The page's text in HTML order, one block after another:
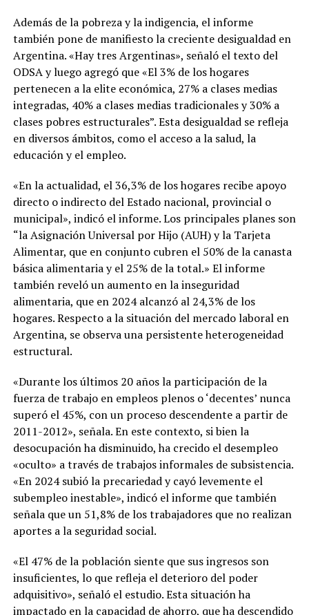
Además de la pobreza y la indigencia, el informe
también pone de manifiesto la creciente desigualdad en
Argentina. «Hay tres Argentinas», señaló el texto del
ODSA y luego agregó que «El 3% de los hogares
pertenecen a la elite económica, 27% a clases medias
integradas, 40% a clases medias tradicionales y 30% a
clases pobres estructurales”. Esta desigualdad se refleja
en diversos ámbitos, como el acceso a la salud, la
educación y el empleo.
«En la actualidad, el 36,3% de los hogares recibe apoyo
directo o indirecto del Estado nacional, provincial o
municipal», indicó el informe. Los principales planes son
“la Asignación Universal por Hijo (AUH) y la Tarjeta
Alimentar, que en conjunto cubren el 50% de la canasta
básica alimentaria y el 25% de la total.» El informe
también reveló un aumento en la inseguridad
alimentaria, que en 2024 alcanzó al 24,3% de los
hogares. Respecto a la situación del mercado laboral en
Argentina, se observa una persistente heterogeneidad
estructural.
«Durante los últimos 20 años la participación de la
fuerza de trabajo en empleos plenos o ‘decentes’ nunca
superó el 45%, con un proceso descendente a partir de
2011-2012», señala. En este contexto, si bien la
desocupación ha disminuido, ha crecido el desempleo
«oculto» a través de trabajos informales de subsistencia.
«En 2024 subió la precariedad y cayó levemente el
subempleo inestable», indicó el informe que también
señala que un 51,8% de los trabajadores que no realizan
aportes a la seguridad social.
«El 47% de la población siente que sus ingresos son
insuficientes, lo que refleja el deterioro del poder
adquisitivo», señaló el estudio. Esta situación ha
impactado en la capacidad de ahorro, que ha descendido